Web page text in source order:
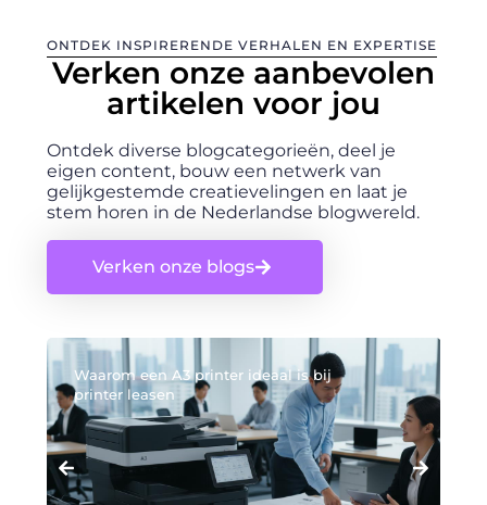
ONTDEK INSPIRERENDE VERHALEN EN EXPERTISE
Verken onze aanbevolen
artikelen voor jou
Ontdek diverse blogcategorieën, deel je
eigen content, bouw een netwerk van
gelijkgestemde creatievelingen en laat je
stem horen in de Nederlandse blogwereld.
Verken onze blogs
Waarom een A3 printer ideaal is bij
printer leasen